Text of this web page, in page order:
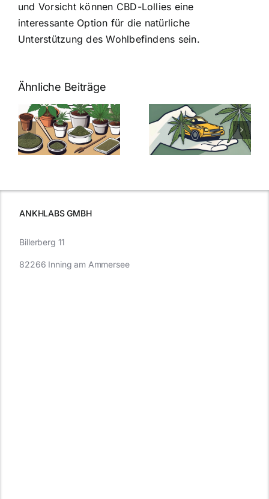
und Vorsicht können CBD-Lollies eine
interessante Option für die natürliche
Unterstützung des Wohlbefindens sein.
Ähnliche Beiträge
Neue THC-
Grenzwert-
Regelung:
Was Sie über
Cannabis und
müssen
Cannabis
Samen
kaufen: Alles
was Sie
ANKHLABS GMBH
Billerberg 11
82266 Inning am Ammersee